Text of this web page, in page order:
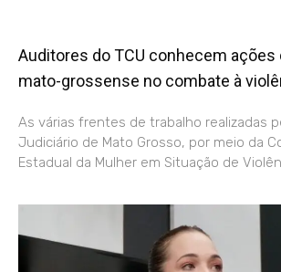
Auditores do TCU conhecem ações
mato-grossense no combate à
As várias frentes de trabalho realizadas
Judiciário de Mato Grosso, por meio da
Estadual da Mulher em Situação de